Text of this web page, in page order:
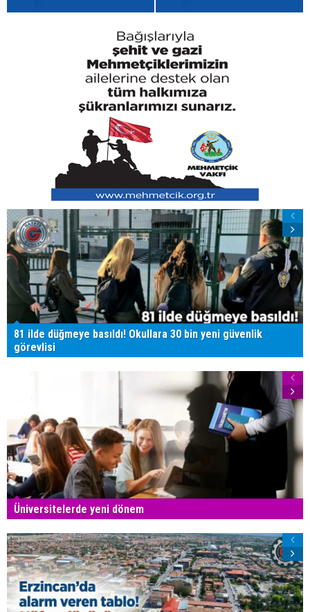
81 ilde düğmeye basıldı! Okullara 30 bin yeni güvenlik
görevlisi
Üniversitelerde yeni dönem